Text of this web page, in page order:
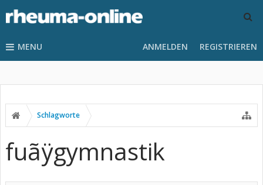
MENU ANMELDEN REGISTRIEREN
Schlagworte
fuãÿgymnastik